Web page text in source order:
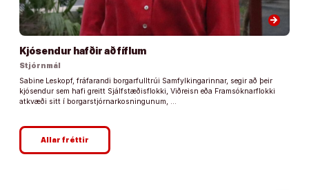
arrow_forward
Kjósendur hafðir að fíflum
Stjórnmál
Sabine Leskopf, fráfarandi borgarfulltrúi Samfylkingarinnar, segir að þeir
kjósendur sem hafi greitt Sjálfstæðisflokki, Viðreisn eða Framsóknarflokki
atkvæði sitt í borgarstjórnarkosningunum, …
Allar fréttir